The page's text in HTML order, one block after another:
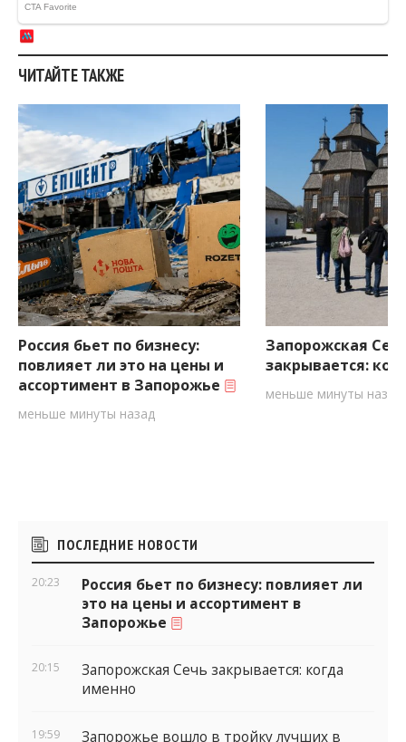
ЧИТАЙТЕ ТАКЖЕ
Россия бьет по бизнесу:
повлияет ли это на цены и
ассортимент в Запорожье
меньше минуты назад
Запорожская
закрывается:
меньше минуты назад
Боковые
виджеты
ПОСЛЕДНИЕ НОВОСТИ
20:23
Россия бьет по бизнесу: повлияет ли
это на цены и ассортимент в
Запорожье
20:15
Запорожская Сечь закрывается: когда
именно
19:59
Запорожье вошло в тройку лучших в